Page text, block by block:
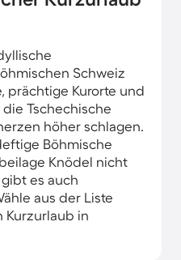
Schweiz
prächtige Kurorte und
Tschechische
höher schlagen.
Böhmische
Knödel nicht
es auch
aus der Liste
Kurzurlaub in